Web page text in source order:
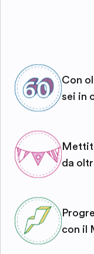
Con
sei in
da
con il